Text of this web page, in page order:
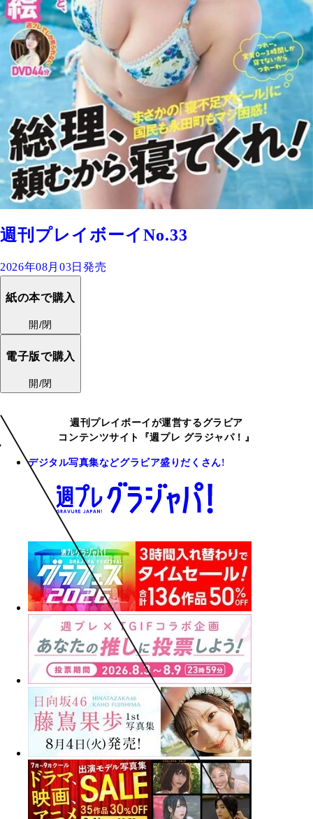
週刊プレイボーイNo.33
2026年08月03日発売
紙の本で購入
開/閉
電子版で購入
開/閉
週刊プレイボーイが運営するグラビア
コンテンツサイト『週プレ グラジャパ！』
デジタル写真集などグラビア盛りだくさん!